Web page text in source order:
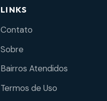
LINKS
Contato
Sobre
Bairros Atendidos
Termos de Uso